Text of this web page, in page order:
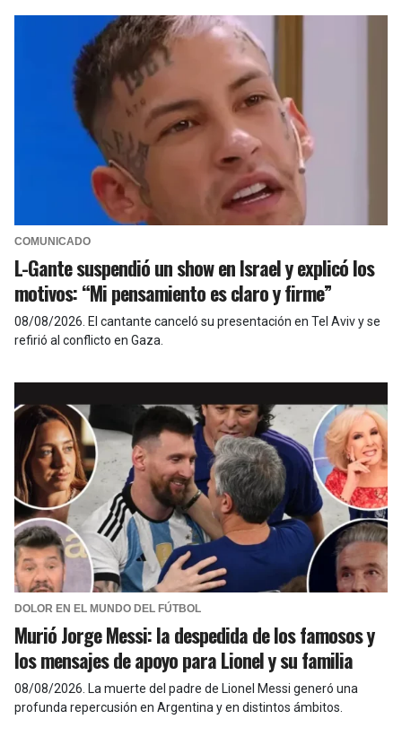
COMUNICADO
L-Gante suspendió un show en Israel y explicó los
motivos: “Mi pensamiento es claro y firme”
08/08/2026 El cantante canceló su presentación en Tel Aviv y se
refirió al conflicto en Gaza.
DOLOR EN EL MUNDO DEL FÚTBOL
Murió Jorge Messi: la despedida de los famosos y
los mensajes de apoyo para Lionel y su familia
08/08/2026 La muerte del padre de Lionel Messi generó una
profunda repercusión en Argentina y en distintos ámbitos.